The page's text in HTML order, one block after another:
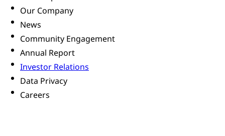
Our Company
News
Community Engagement
Annual Report
Investor Relations
Data Privacy
Careers